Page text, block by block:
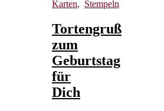
Karten, Stempeln
Tortengruß
zum
Geburtstag
für
Dich